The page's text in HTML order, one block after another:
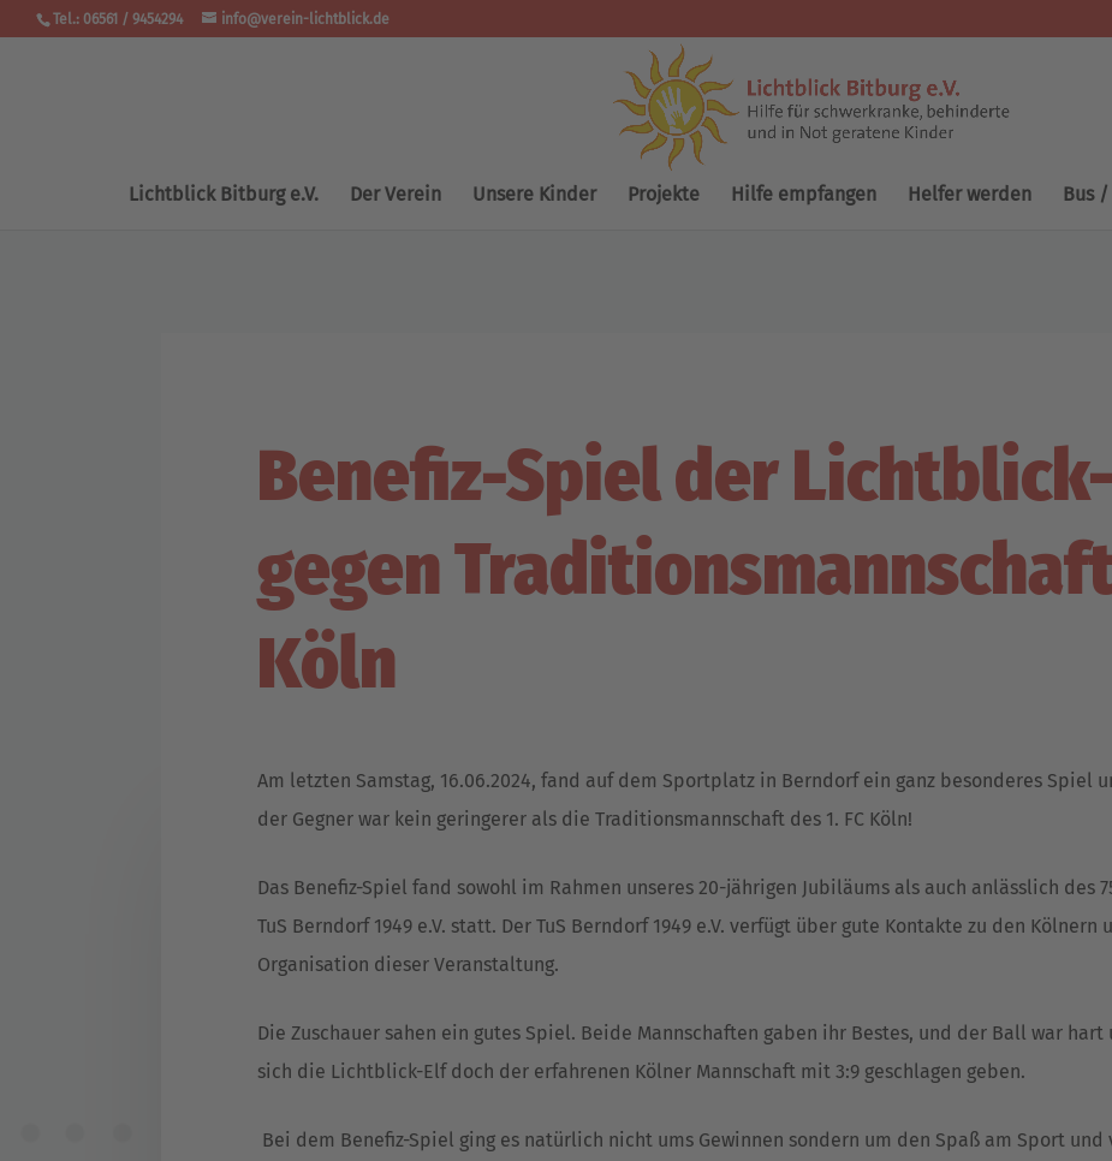
Tel.: 06561 / 9454294 info@verein-lichtblick.de
Lichtblick Bitburg e.V. Der Verein Unsere Kinder Projekte Hilfe empfangen Helfer werden Bus /
Benefiz-Spiel der
gegen Traditionsmannschaft
Köln
Am letzten Samstag, 16.06.2024, fand auf dem Sportplatz in Berndorf ein ganz besonderes Spiel
der Gegner war kein geringerer als die Traditionsmannschaft des 1. FC Köln!
Das Benefiz-Spiel fand sowohl im Rahmen unseres 20-jährigen Jubiläums als auch anlässlich des
TuS Berndorf 1949 e.V. statt. Der TuS Berndorf 1949 e.V. verfügt über gute Kontakte zu den
Organisation dieser Veranstaltung.
Die Zuschauer sahen ein gutes Spiel. Beide Mannschaften gaben ihr Bestes, und der Ball war
sich die Lichtblick-Elf doch der erfahrenen Kölner Mannschaft mit 3:9 geschlagen geben.
Bei dem Benefiz-Spiel ging es natürlich nicht ums Gewinnen sondern um den Spaß am Sport